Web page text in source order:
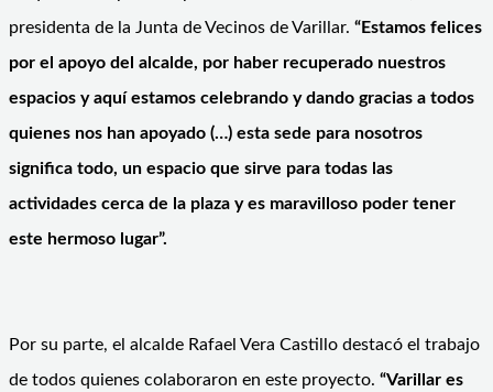
presidenta de la Junta de Vecinos de Varillar. “Estamos felices
por el apoyo del alcalde, por haber recuperado nuestros
espacios y aquí estamos celebrando y dando gracias a todos
quienes nos han apoyado (…) esta sede para nosotros
significa todo, un espacio que sirve para todas las
actividades cerca de la plaza y es maravilloso poder tener
este hermoso lugar”.
Por su parte, el alcalde Rafael Vera Castillo destacó el trabajo
de todos quienes colaboraron en este proyecto. “Varillar es